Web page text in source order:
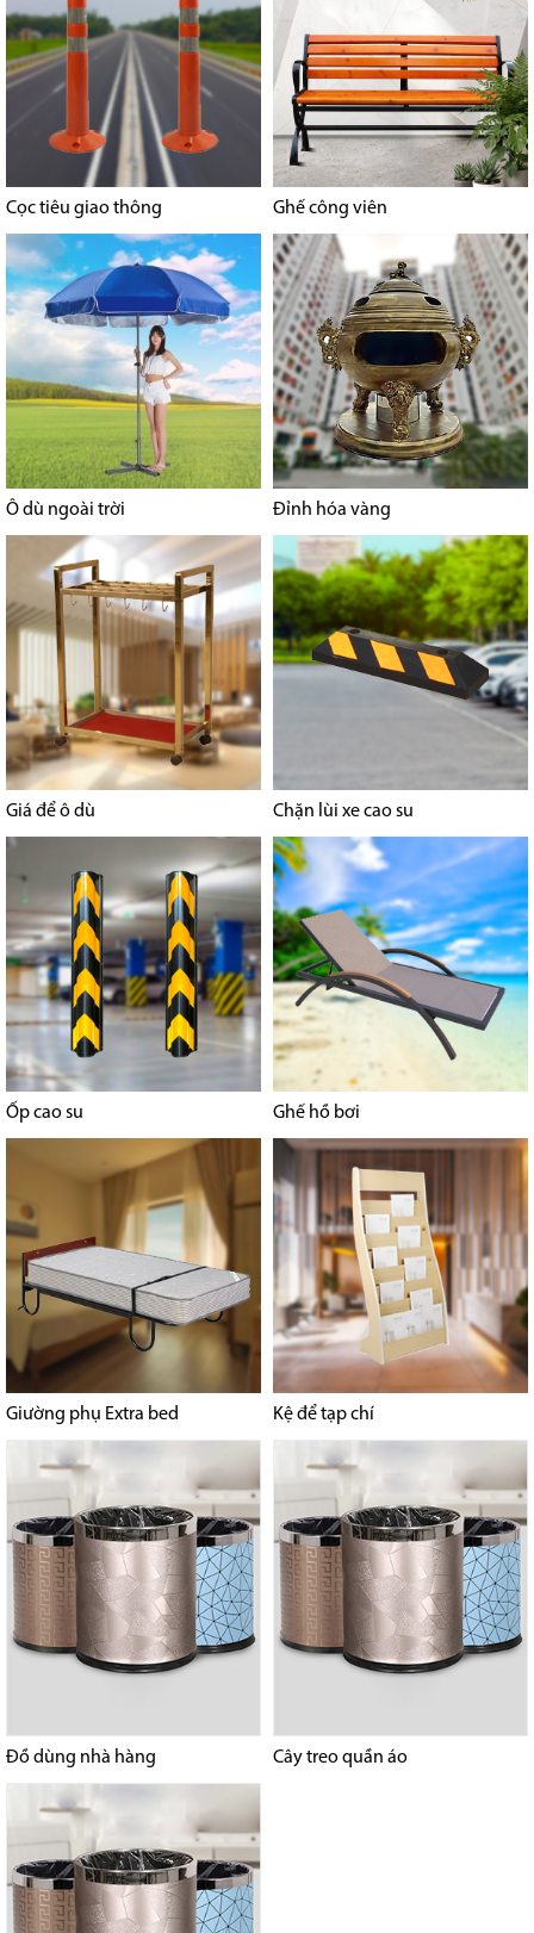
Cọc tiêu giao thông Ghế công viên
Ô dù ngoài trời Đỉnh hóa vàng
Giá để ô dù Chặn lùi xe cao su
Ốp cao su Ghế hồ bơi
Giường phụ Extra bed Kệ để tạp chí
Đồ dùng nhà hàng Cây treo quần áo